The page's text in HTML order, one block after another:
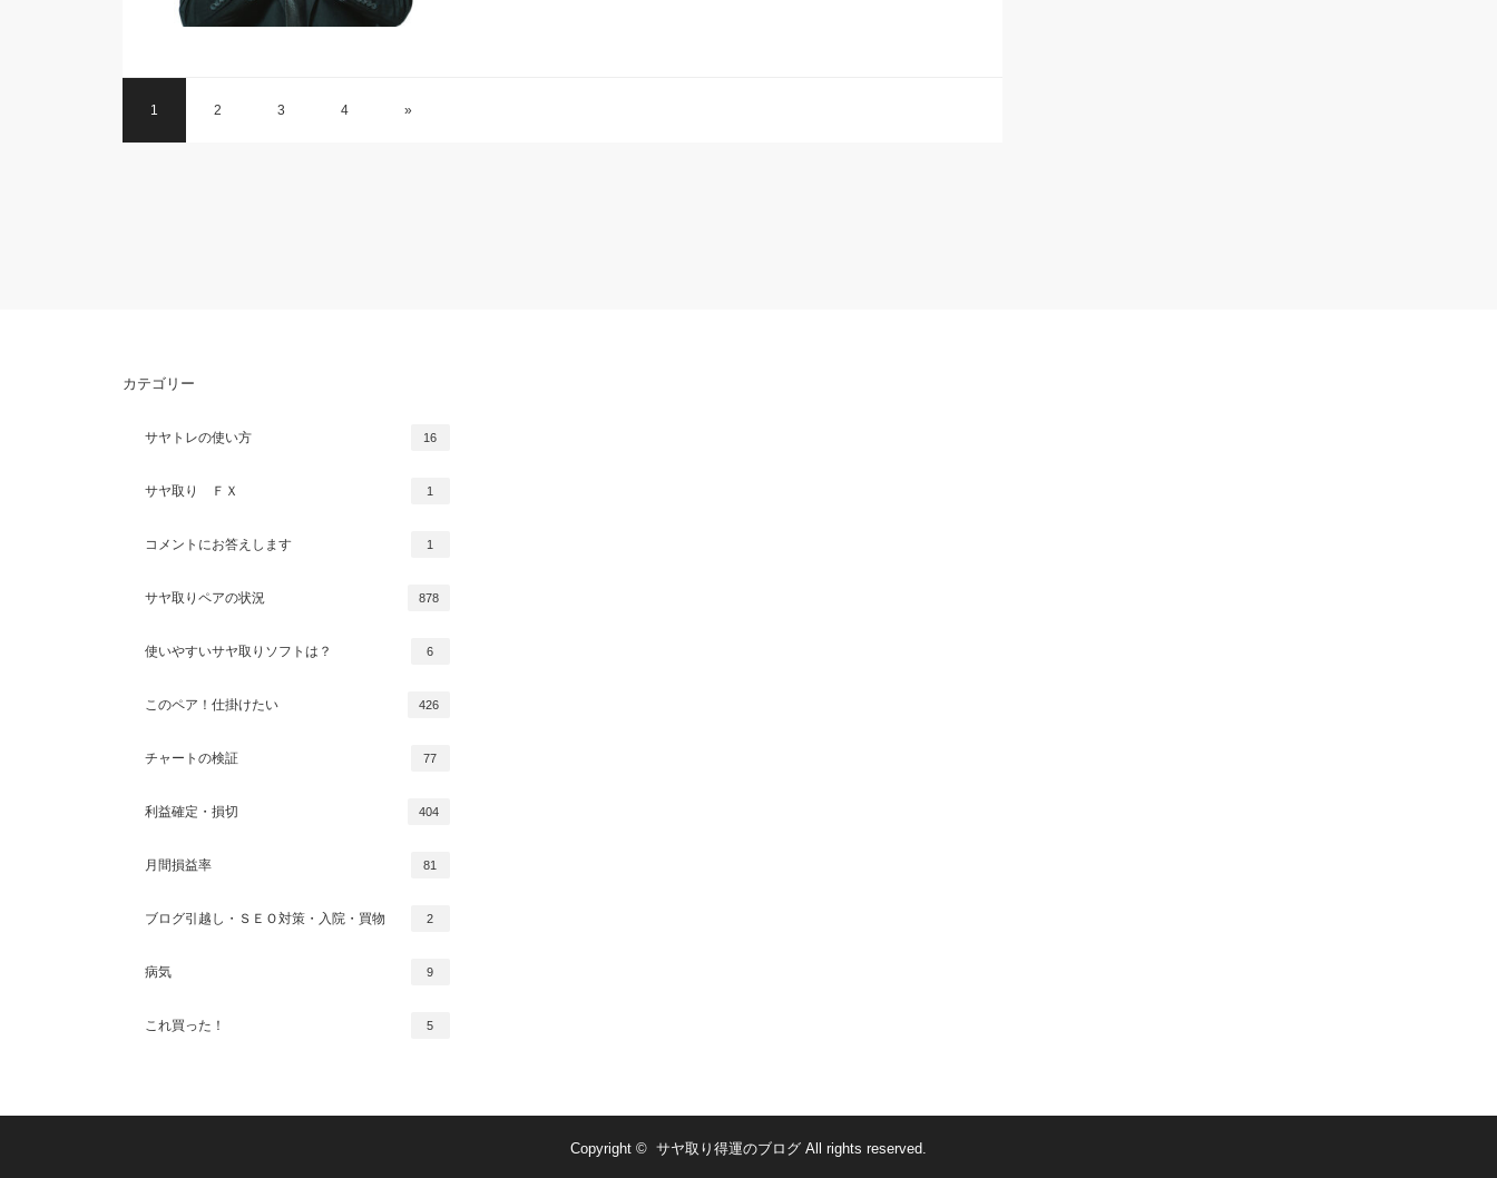
1 2 3 4 »
カテゴリー
サヤトレの使い方 16
サヤ取り ＦＸ 1
コメントにお答えします 1
サヤ取りペアの状況 878
使いやすいサヤ取りソフトは？ 6
このペア！仕掛けたい 426
チャートの検証 77
利益確定・損切 404
月間損益率 81
ブログ引越し・ＳＥＯ対策・入院・買物 2
病気 9
これ買った！ 5
Copyright © サヤ取り得運のブログ All rights reserved.